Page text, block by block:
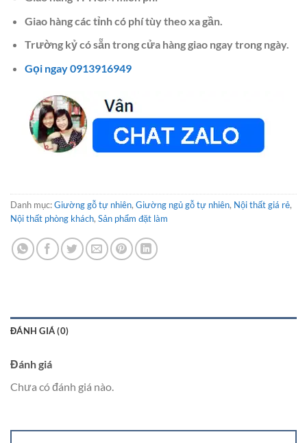
Giao hàng các tỉnh có phí tùy theo xa gần.
Trường kỷ có sẵn trong cửa hàng giao ngay trong ngày.
Gọi ngay 0913916949
Danh mục:Giường gỗ tự nhiên, Giường ngủ gỗ tự nhiên, Nội thất giá rẻ,
Nội thất phòng khách, Sản phẩm đặt làm
ĐÁNH GIÁ (0)
Đánh giá
Chưa có đánh giá nào.